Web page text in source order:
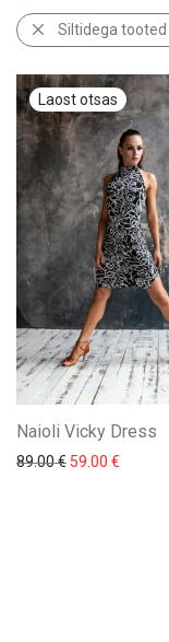
Siltidega tooted
Naioli Vicky Dress
89.00€ 59.00 €